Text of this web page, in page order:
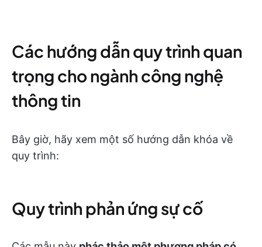
Các hướng dẫn quy trình quan
trọng cho ngành công nghệ
thông tin
Bây giờ, hãy xem một số hướng dẫn khóa về
quy trình:
Quy trình phản ứng sự cố